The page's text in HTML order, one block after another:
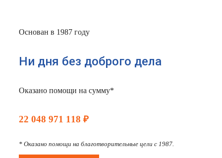
Основан в 1987 году
Ни дня без доброго дела
Оказано помощи на сумму*
22 048 971 118 ₽
* Оказано помощи на благотворительные цели с 1987.